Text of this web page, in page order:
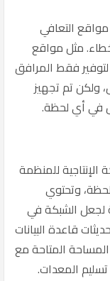
مواقع التعافي
مثل مواقع
لتوفير فقط المرافق
ولكن تم تجهيز
في أي لحظة.
للمنظمة
وتحتوي
لجعل الشبكة في
قاعدة البيانات
المتاحة مع
المعدات.